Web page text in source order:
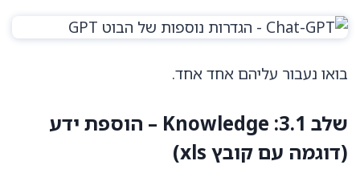
בואו נעבור עליהם אחד אחד.
שלב 3.1: Knowledge – הוספת ידע
(דוגמה עם קובץ xls)